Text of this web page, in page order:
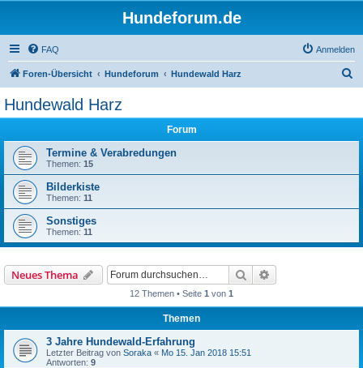
Hundeforum.de
FAQ Anmelden
Foren-Übersicht Hundeforum Hundewald Harz
Hundewald Harz
Forum
Termine & Verabredungen
Themen: 15
Bilderkiste
Themen: 11
Sonstiges
Themen: 11
Neues Thema Suche
12 Themen • Seite 1 von 1
Themen
3 Jahre Hundewald-Erfahrung
Letzter Beitrag von Soraka « Mo 15. Jan 2018 15:51
Antworten: 9